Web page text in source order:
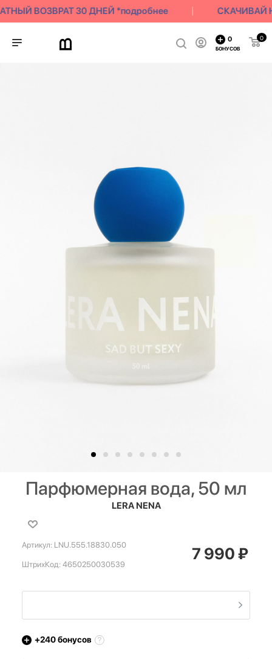
ВОЗВРАТ 30 ДНЕЙ *подробнее СКАЧИВАЙ
0
0
БОНУСОВ
Парфюмерная вода, 50 мл
LERA NENA
Артикул: LNU.555.18830.050
ШтрихКод: 4650250030539
7 990₽
+240бонусов